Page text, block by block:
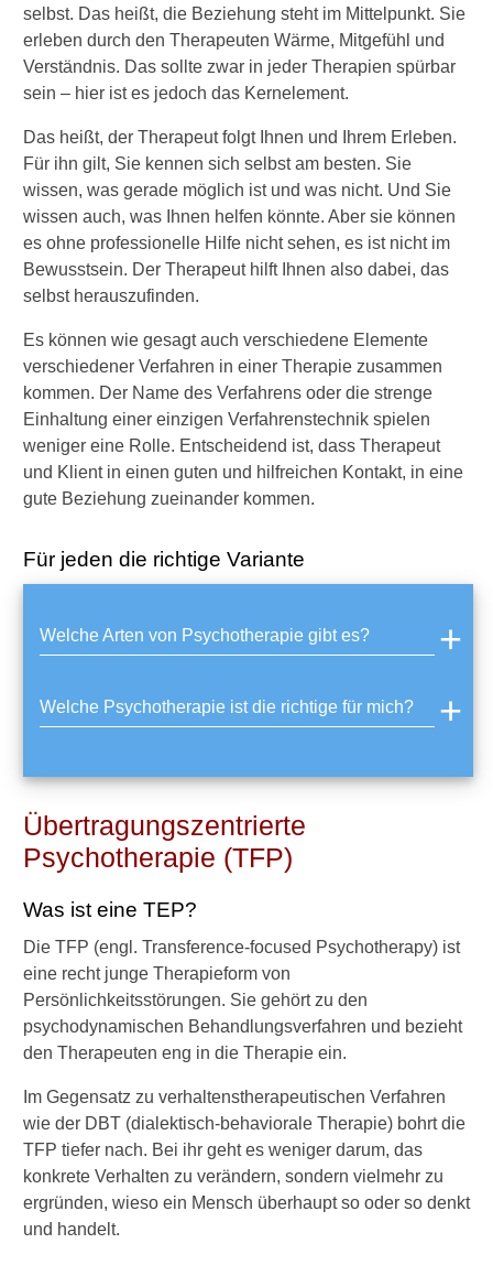
selbst. Das heißt, die Beziehung steht im Mittelpunkt. Sie
erleben durch den Therapeuten Wärme, Mitgefühl und
Verständnis. Das sollte zwar in jeder Therapien spürbar
sein – hier ist es jedoch das Kernelement.
Das heißt, der Therapeut folgt Ihnen und Ihrem Erleben.
Für ihn gilt, Sie kennen sich selbst am besten. Sie
wissen, was gerade möglich ist und was nicht. Und Sie
wissen auch, was Ihnen helfen könnte. Aber sie können
es ohne professionelle Hilfe nicht sehen, es ist nicht im
Bewusstsein. Der Therapeut hilft Ihnen also dabei, das
selbst herauszufinden.
Es können wie gesagt auch verschiedene Elemente
verschiedener Verfahren in einer Therapie zusammen
kommen. Der Name des Verfahrens oder die strenge
Einhaltung einer einzigen Verfahrenstechnik spielen
weniger eine Rolle. Entscheidend ist, dass Therapeut
und Klient in einen guten und hilfreichen Kontakt, in eine
gute Beziehung zueinander kommen.
Für jeden die richtige Variante
Welche Arten von Psychotherapie gibt es?
Welche Psychotherapie ist die richtige für mich?
Übertragungszentrierte
Psychotherapie (TFP)
Was ist eine TEP?
Die TFP (engl. Transference-focused Psychotherapy) ist
eine recht junge Therapieform von
Persönlichkeitsstörungen. Sie gehört zu den
psychodynamischen Behandlungsverfahren und bezieht
den Therapeuten eng in die Therapie ein.
Im Gegensatz zu verhaltenstherapeutischen Verfahren
wie der DBT (dialektisch-behaviorale Therapie) bohrt die
TFP tiefer nach. Bei ihr geht es weniger darum, das
konkrete Verhalten zu verändern, sondern vielmehr zu
ergründen, wieso ein Mensch überhaupt so oder so denkt
und handelt.
e
w
e
h
s
e
l
?
W
n
n
b
z
a
h
l
i
e
r
e
a
s
e
e
n
e
P
s
y
c
h
t
h
e
r
a
p
i